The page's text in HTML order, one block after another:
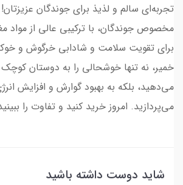
تجربه‌ای سالم و لذیذ برای جوندگان
مخصوص جوندگان، با ترکیبی عالی از مواد
برای تقویت سلامت و شادابی خرگوش و
خمیر، نه تنها خوشحالی را به دوستان
می‌دهید، بلکه به بهبود گوارش و افزایش
می‌پردازید. امروز خرید کنید و تفاوت را
شاید دوست داشته باشید